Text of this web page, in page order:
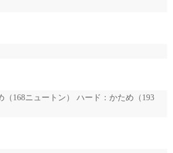
（168ニュートン） ハード：かため（193